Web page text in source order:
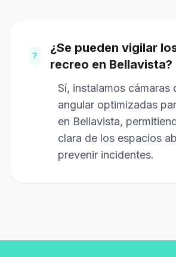
?
¿Se pueden vigilar
recreo en Bellavista?
Sí, instalamos cámaras
angular optimizadas
en Bellavista,
clara de los espacios
prevenir incidentes.